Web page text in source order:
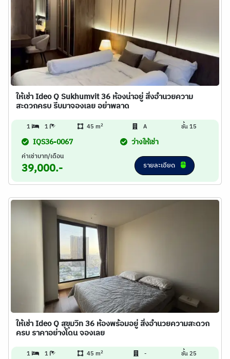
ให้เช่า Ideo Q Sukhumvit 36 ห้องน่าอยู่ สิ่งอำนวยความ
สะดวกครบ รีบมาจองเลย อย่าพลาด
1 1 45 m2 A ชั้น 15
IQS36-0067 ว่างให้เช่า
ค่าเช่าบาท/เดือน
39,000.- รายละเอียด
ให้เช่า Ideo Q สุขุมวิท 36 ห้องพร้อมอยู่ สิ่งอำนวยความสะดวก
ครบ ราคาอย่างโดน จองเลย
1 1 45 m2 - ชั้น 25